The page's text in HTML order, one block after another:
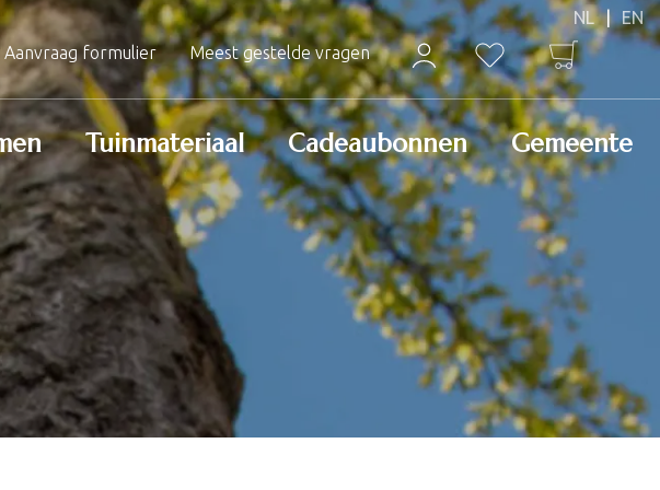
Aanvraag formulier Meest gestelde vragen
Tuinmateriaal Cadeaubonnen Gemeente